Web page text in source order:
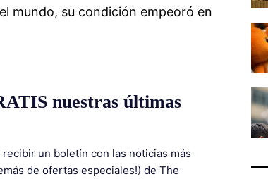
mundo, su condición empeoró en
nuestras últimas
recibir un boletín con las noticias más
de ofertas especiales!) de The